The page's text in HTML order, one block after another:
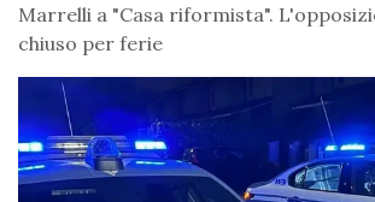
Marrelli a "Casa riformista".
chiuso per ferie